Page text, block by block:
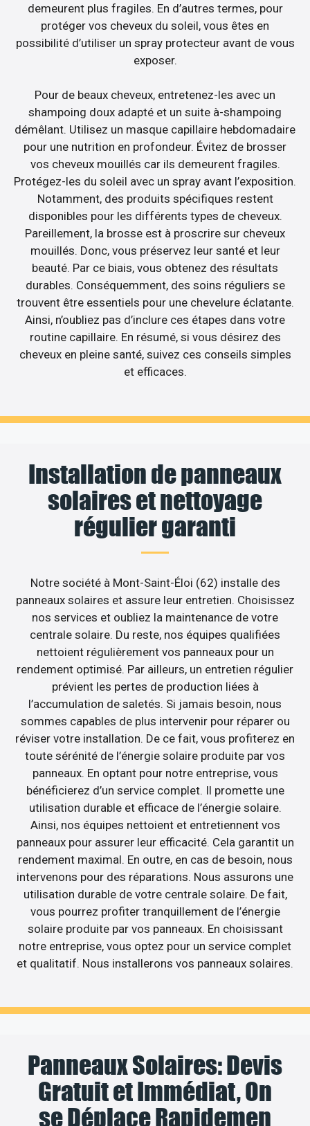
demeurent plus fragiles. En d’autres termes, pour
protéger vos cheveux du soleil, vous êtes en
possibilité d’utiliser un spray protecteur avant de vous
exposer.
Pour de beaux cheveux, entretenez-les avec un
shampoing doux adapté et un suite à-shampoing
démêlant. Utilisez un masque capillaire hebdomadaire
pour une nutrition en profondeur. Évitez de brosser
vos cheveux mouillés car ils demeurent fragiles.
Protégez-les du soleil avec un spray avant l’exposition.
Notamment, des produits spécifiques restent
disponibles pour les différents types de cheveux.
Pareillement, la brosse est à proscrire sur cheveux
mouillés. Donc, vous préservez leur santé et leur
beauté. Par ce biais, vous obtenez des résultats
durables. Conséquemment, des soins réguliers se
trouvent être essentiels pour une chevelure éclatante.
Ainsi, n’oubliez pas d’inclure ces étapes dans votre
routine capillaire. En résumé, si vous désirez des
cheveux en pleine santé, suivez ces conseils simples
et efficaces.
Installation de panneaux
solaires et nettoyage
régulier garanti
Notre société à Mont-Saint-Éloi (62) installe des
panneaux solaires et assure leur entretien. Choisissez
nos services et oubliez la maintenance de votre
centrale solaire. Du reste, nos équipes qualifiées
nettoient régulièrement vos panneaux pour un
rendement optimisé. Par ailleurs, un entretien régulier
prévient les pertes de production liées à
l’accumulation de saletés. Si jamais besoin, nous
sommes capables de plus intervenir pour réparer ou
réviser votre installation. De ce fait, vous profiterez en
toute sérénité de l’énergie solaire produite par vos
panneaux. En optant pour notre entreprise, vous
bénéficierez d’un service complet. Il promette une
utilisation durable et efficace de l’énergie solaire.
Ainsi, nos équipes nettoient et entretiennent vos
panneaux pour assurer leur efficacité. Cela garantit un
rendement maximal. En outre, en cas de besoin, nous
intervenons pour des réparations. Nous assurons une
utilisation durable de votre centrale solaire. De fait,
vous pourrez profiter tranquillement de l’énergie
solaire produite par vos panneaux. En choisissant
notre entreprise, vous optez pour un service complet
et qualitatif. Nous installerons vos panneaux solaires.
Panneaux Solaires: Devis
Gratuit et Immédiat, On
se Déplace Rapidemen